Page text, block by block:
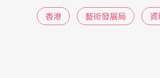
「光影作坊」和「藝術到家
香港 藝術發展局